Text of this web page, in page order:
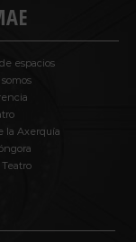
espacios
la Axerquía